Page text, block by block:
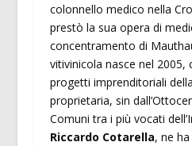
colonnello medico nella
prestò la sua opera di
concentramento di
vitivinicola nasce nel 2005,
progetti imprenditoriali
proprietaria, sin
Comuni tra i più vocati
Riccardo Cotarella, ne